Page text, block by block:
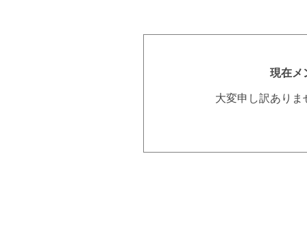
現在メ
大変申し訳あり